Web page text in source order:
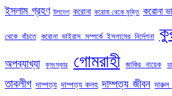
ইসলাম গ্রহণ উপদেশ করোনা করোনা থেকে মুক্তি করোনা
থেকে বাঁচতে করোনা ভাইরাস সম্পর্কে ইসলামের নির্দেশনা
অপব্যাখ্যা কুসংস্কার গোমরাহী জাকির নায়েক
তাবলীগ দাম্পত্য দাম্পত্য কলহ দাম্পত্য জীবন দারুল